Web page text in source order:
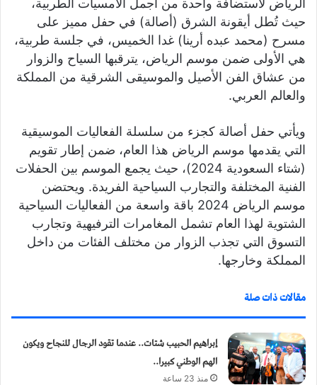
ا
إ
ل
ك
ت
ن
ا
الرياض لاستضافة واحدة من أجمل الأمسيات الطربية،
حيث تُطل أيقونة الشرق (أصالة) في حفل مميز على
مسرح (محمد عبده أرينا) غدا الخميس، في جلسة طربية،
هي الأولى ضمن موسم الرياض، يترقبها السياح والزوار
من عشاق الفن الأصيل والموسيقى الشرقية من المملكة
والعالم العربي.
ويأتي حفل أصالة كجزء من سلسلة الفعاليات الموسيقية
التي يقدمها موسم الرياض هذا العام، ضمن إطار تقويم
(شتاء السعودية 2024)، حيث يجمع الموسم بين الحفلات
الفنية المختلفة والتجارب السياحية الفريدة. ويحتضن
موسم الرياض 2024 باقة واسعة من الفعاليات السياحية
الشتوية لهذا العام تشمل المغامرات الترفيهية وتجارب
التسوق التي تجذب الزوار من مختلف الفئات من داخل
المملكة وخارجها.
مقالات ذات صلة
إبراهيم الحبيب شتات.. عندما تقود الرجال للنجاح ويكون
الهم الوطني كبيرا..
منذ 23 ساعة